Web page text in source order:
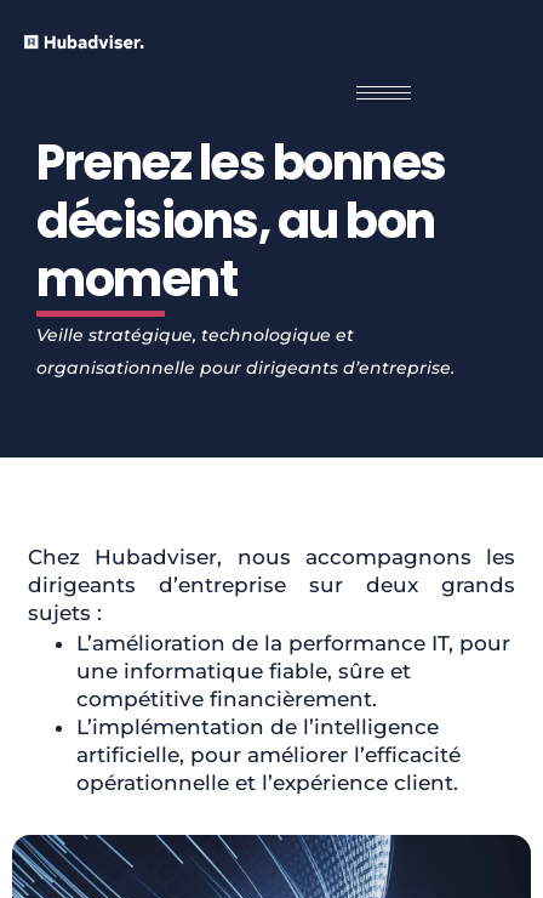
Prenez les bonnes
décisions, au bon
moment
Veille stratégique, technologique et
organisationnelle pour dirigeants d’entreprise.
Chez Hubadviser, nous accompagnons les
dirigeants d’entreprise sur deux grands
sujets :
L’amélioration de la performance IT, pour
une informatique fiable, sûre et
compétitive financièrement.
L’implémentation de l’intelligence
artificielle, pour améliorer l’efficacité
opérationnelle et l’expérience client.